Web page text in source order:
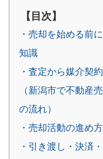
【目次】
・売却を始める前
知識
・査定から媒介契
（新潟市で不動産
の流れ）
・売却活動の進め
・引き渡し・決済